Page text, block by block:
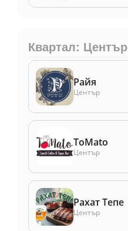
Квартал: Център
Райя
Център
ToMato
Център
Рахат Тепе
Център